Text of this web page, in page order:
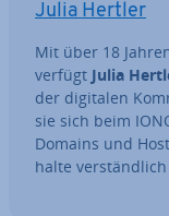
Julia Hertler
Mit über 18
verfügt Julia
der digitalen
sie sich beim
Domains und
hal­te